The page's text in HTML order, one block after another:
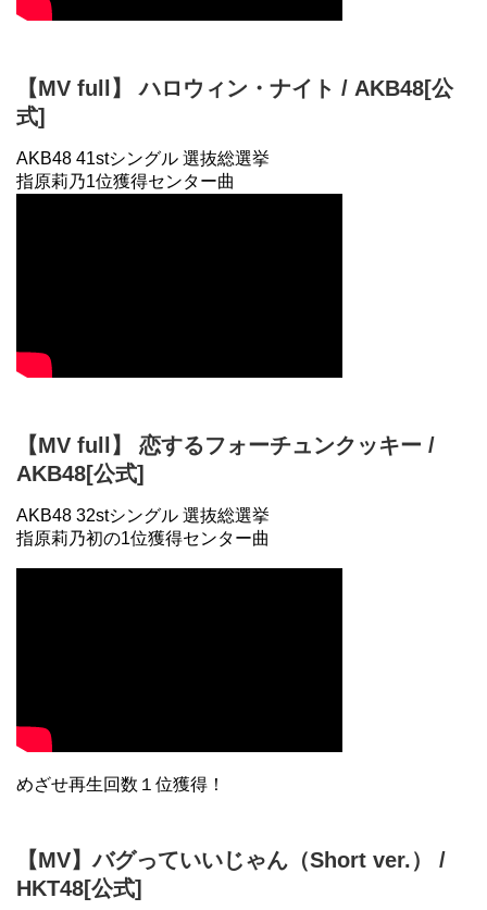
【MV full】 ハロウィン・ナイト / AKB48[公
式]
AKB48 41stシングル 選抜総選挙
指原莉乃1位獲得センター曲
【MV full】 恋するフォーチュンクッキー /
AKB48[公式]
AKB48 32stシングル 選抜総選挙
指原莉乃初の1位獲得センター曲
【MV】バグっていいじゃん（Short ver.） /
HKT48[公式]